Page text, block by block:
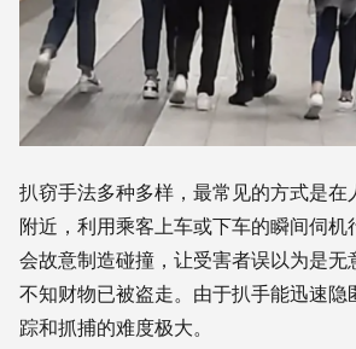
扒窃手法多种多样，最常见的方式是在
附近，利用乘客上车或下车的瞬间伺机
会故意制造碰撞，让受害者误以为是
不知财物已被盗走。由于扒手能迅速隐
踪和抓捕的难度极大。